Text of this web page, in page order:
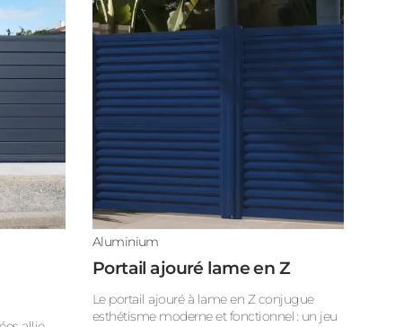
Aluminium
Portail ajouré lame en Z
Le portail ajouré à lame en Z conjugue
esthétisme moderne et fonctionnel : un jeu